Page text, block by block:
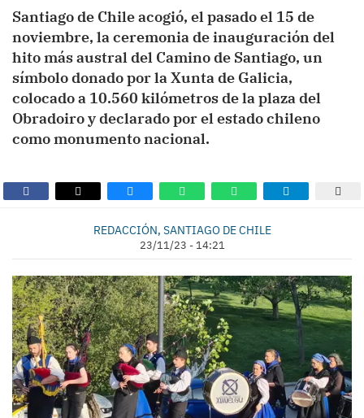
Santiago de Chile acogió, el pasado el 15 de
noviembre, la ceremonia de inauguración del
hito más austral del Camino de Santiago, un
símbolo donado por la Xunta de Galicia,
colocado a 10.560 kilómetros de la plaza del
Obradoiro y declarado por el estado chileno
como monumento nacional.
REDACCIÓN, SANTIAGO DE CHILE
23/11/23 - 14:21